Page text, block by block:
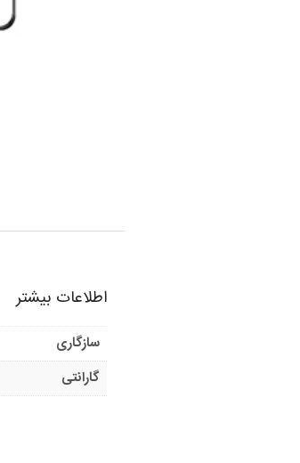
اطلاعات بیشتر
سازگاری
گارانتی